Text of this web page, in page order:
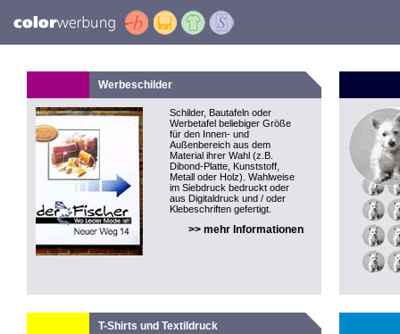
Werbeschilder
Schilder, Bautafeln oder
Werbetafel beliebiger Größe
für den Innen- und
Außenbereich aus dem
Material ihrer Wahl (z.B.
Dibond-Platte, Kunststoff,
Metall oder Holz). Wahlweise
im Siebdruck bedruckt oder
aus Digitaldruck und / oder
Klebeschriften gefertigt.
>> mehr Informationen
T-Shirts und Textildruck